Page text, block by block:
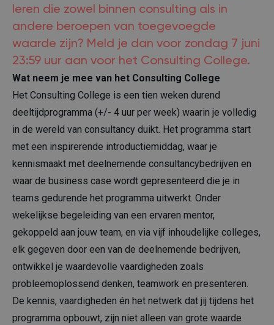
leren die zowel binnen consulting als in
andere beroepen van toegevoegde
waarde zijn? Meld je dan voor zondag 7 juni
23:59 uur aan voor het Consulting College.
Wat neem je mee van het Consulting College
Het Consulting College is een tien weken durend
deeltijdprogramma (+/- 4 uur per week) waarin je volledig
in de wereld van consultancy duikt. Het programma start
met een inspirerende introductiemiddag, waar je
kennismaakt met deelnemende consultancybedrijven en
waar de business case wordt gepresenteerd die je in
teams gedurende het programma uitwerkt. Onder
wekelijkse begeleiding van een ervaren mentor,
gekoppeld aan jouw team, en via vijf inhoudelijke colleges,
elk gegeven door een van de deelnemende bedrijven,
ontwikkel je waardevolle vaardigheden zoals
probleemoplossend denken, teamwork en presenteren.
De kennis, vaardigheden én het netwerk dat jij tijdens het
programma opbouwt, zijn niet alleen van grote waarde